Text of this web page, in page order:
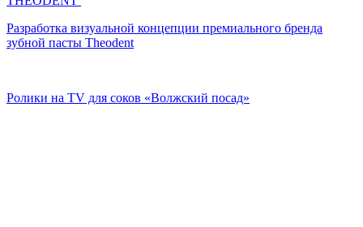
Разработка визуальной концепции премиального бренда
зубной пасты Theodent
Ролики на TV для соков «Волжский посад»